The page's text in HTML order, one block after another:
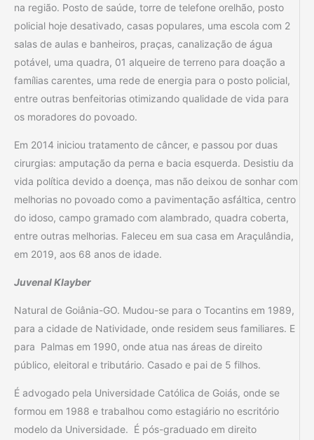
na região. Posto de saúde, torre de telefone orelhão, posto
policial hoje desativado, casas populares, uma escola com 2
salas de aulas e banheiros, praças, canalização de água
potável, uma quadra, 01 alqueire de terreno para doação a
famílias carentes, uma rede de energia para o posto policial,
entre outras benfeitorias otimizando qualidade de vida para
os moradores do povoado.
Em 2014 iniciou tratamento de câncer, e passou por duas
cirurgias: amputação da perna e bacia esquerda. Desistiu da
vida política devido a doença, mas não deixou de sonhar com
melhorias no povoado como a pavimentação asfáltica, centro
do idoso, campo gramado com alambrado, quadra coberta,
entre outras melhorias. Faleceu em sua casa em Araçulândia,
em 2019, aos 68 anos de idade.
Juvenal Klayber
Natural de Goiânia-GO. Mudou-se para o Tocantins em 1989,
para a cidade de Natividade, onde residem seus familiares. E
para Palmas em 1990, onde atua nas áreas de direito
público, eleitoral e tributário. Casado e pai de 5 filhos.
É advogado pela Universidade Católica de Goiás, onde se
formou em 1988 e trabalhou como estagiário no escritório
modelo da Universidade. É pós-graduado em direito